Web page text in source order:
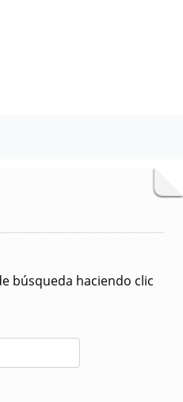
búsqueda haciendo clic